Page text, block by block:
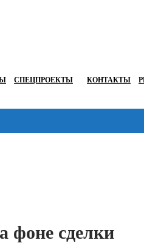
СПЕЦПРОЕКТЫ КОНТАКТЫ
фоне сделки